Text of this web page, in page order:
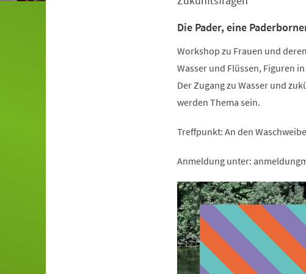
Die Pader, eine
Workshop zu Frauen und
Wasser und Flüssen, Figuren
Der Zugang zu Wasser und
werden Thema sein.
Treffpunkt: An den
Anmeldung unter: